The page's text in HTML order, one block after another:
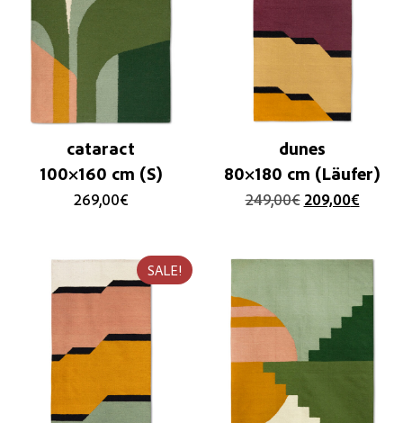
cataract
100×160 cm (S)
269,00€
dunes
80×180 cm (Läufer)
249,00€ 209,00€
SALE!